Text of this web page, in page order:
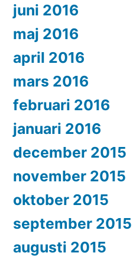
juni 2016
maj 2016
april 2016
mars 2016
februari 2016
januari 2016
december 2015
november 2015
oktober 2015
september 2015
augusti 2015